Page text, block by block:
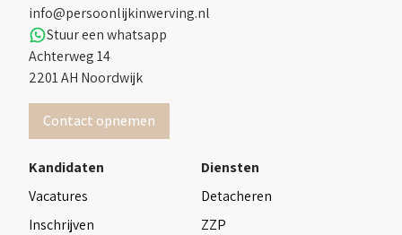
info@persoonlijkinwerving.nl
Stuur een whatsapp
Achterweg 14
2201 AH Noordwijk
Contact opnemen
Kandidaten
Vacatures
Inschrijven
Diensten
Detacheren
ZZP